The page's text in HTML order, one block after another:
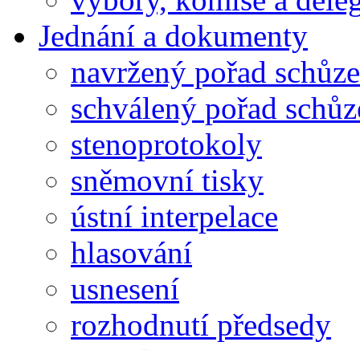
Jednání a dokumenty
navržený pořad schůze
schválený pořad
stenoprotokoly
sněmovní tisky
ústní interpelace
hlasování
usnesení
rozhodnutí předsedy